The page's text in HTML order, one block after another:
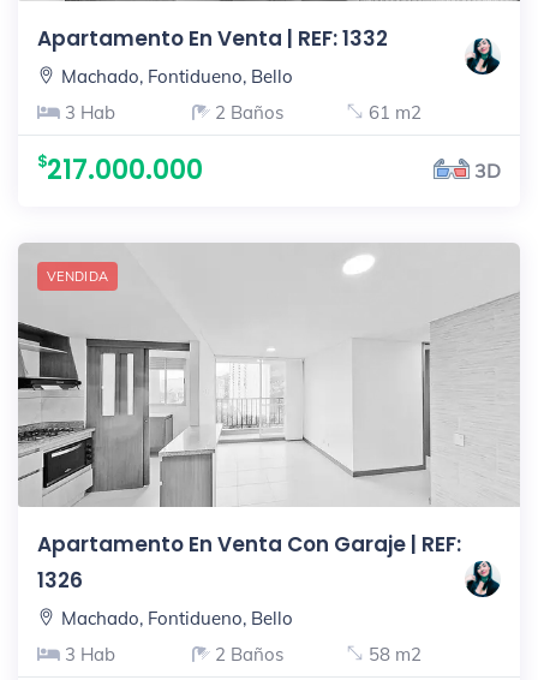
Apartamento En Venta | REF: 1332
Machado, Fontidueno, Bello
3 Hab
2 Baños 61 m2
217.000.000 3D
VENDIDA
Apartamento En Venta Con Garaje | REF:
1326
Machado, Fontidueno, Bello
3 Hab
2 Baños 58 m2